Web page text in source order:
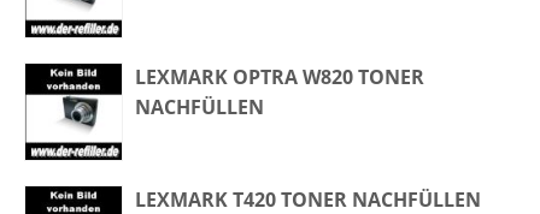
LEXMARK OPTRA W820 TONER
NACHFÜLLEN
LEXMARK T420 TONER NACHFÜLLEN